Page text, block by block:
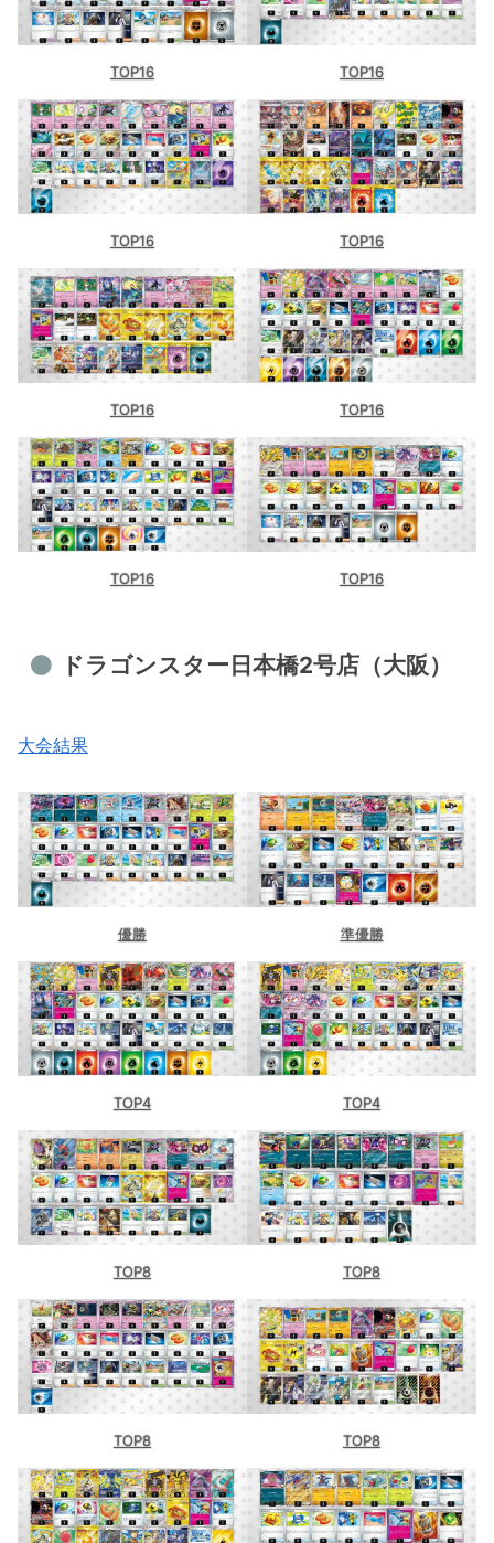
TOP16 TOP16
TOP16 TOP16
TOP16 TOP16
TOP16 TOP16
ドラゴンスター日本橋2号店（大阪）
大会結果
優勝 準優勝
TOP4 TOP4
TOP8 TOP8
TOP8 TOP8